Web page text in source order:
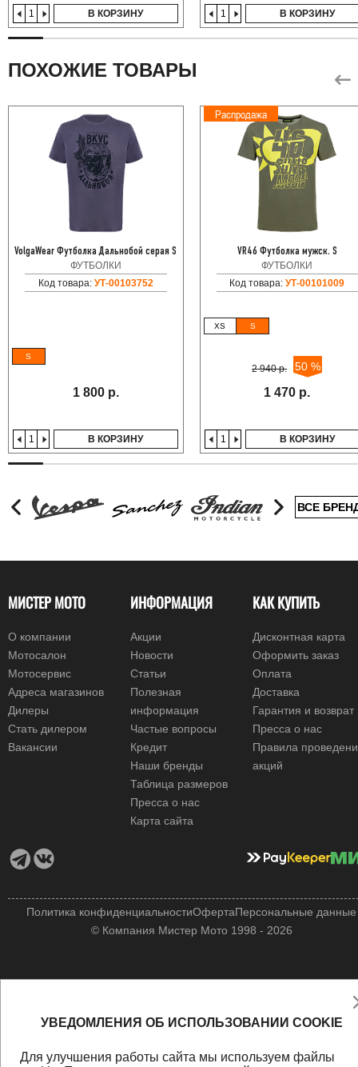
В КОРЗИНУ В КОРЗИНУ
ПОХОЖИЕ ТОВАРЫ
VolgaWear Футболка Дальнобой серая S
ФУТБОЛКИ
Код товара: УТ-00103752
S
1 800 р.
В КОРЗИНУ
Распродажа
VR46 Футболка мужск. S
ФУТБОЛКИ
Код товара:УТ-00101009
XS S
2 940 р. 50 %
1 470 р.
В КОРЗИНУ
ВСЕ
МИСТЕР МОТО
О компании
Мотосалон
Мотосервис
Адреса магазинов
Дилеры
Стать дилером
Вакансии
ИНФОРМАЦИЯ
Акции
Новости
Статьи
Полезная
информация
Частые вопросы
Кредит
Наши бренды
Таблица размеров
Пресса о нас
Карта сайта
КАК КУПИТЬ
Дисконтная карта
Оформить заказ
Оплата
Доставка
Гарантия и возврат
Пресса о нас
Правила
акций
© Компания Мистер Мото 1998 - 2026
Политика конфиденциальностиОфертаПерсональные данные
УВЕДОМЛЕНИЯ ОБ ИСПОЛЬЗОВАНИИ COOKIE
Для улучшения работы сайта мы используем файлы